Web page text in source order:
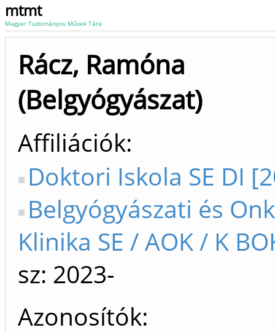
mtmt
Magyar Tudományos Művek Tára
Rácz, Ramóna
(Belgyógyászat)
Affiliációk
Doktori Iskola SE DI
Belgyógyászati és
Klinika SE / AOK / K
sz: 2023-
Azonosítók